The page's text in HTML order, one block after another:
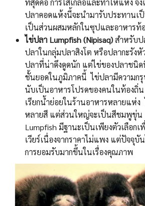
ที่สุดคือ การใส่เกลือและทำให้แห้ง จึ
ปลาคอดแห้งนี้จะนำมารับประทานเ
เป็นส่วนผสมหลักในซุปและอาหารท้
ไข่ปลา Lumpfish (Nipisaq)สำหรับป
ปลาในกลุ่มปลาสิงโต หรือปลากะรัง
ปลาที่น่าดึงดูดนัก แต่ไข่ของปลาชนิด
ชั้นยอดในภูมิภาคนี้ ไข่ปลามีความกรุ
นับเป็นอาหารโปรดของคนในท้องถิ่น
เรียกน้ำย่อยในร้านอาหารหลายแห่ง
หลายสี แต่ส่วนใหญ่จะเป็นสีชมพูขุ่น
Lumpfish มีฐานะเป็นเพียงตัวเลือก
เวียร์เนื่องจากราคาไม่แพง แต่ปัจจุ
การยอมรับมากขึ้นในเรื่องคุณภาพ